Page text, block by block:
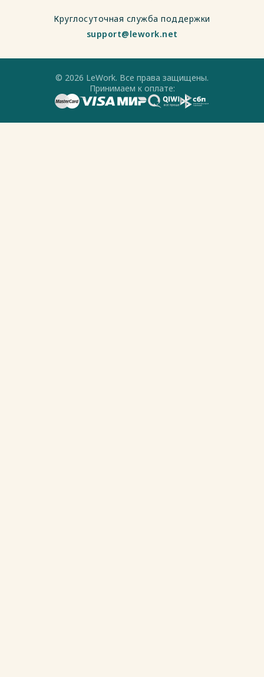
Круглосуточная служба поддержки
support@lework.net
© 2026 LeWork. Все права защищены.
Принимаем к оплате: